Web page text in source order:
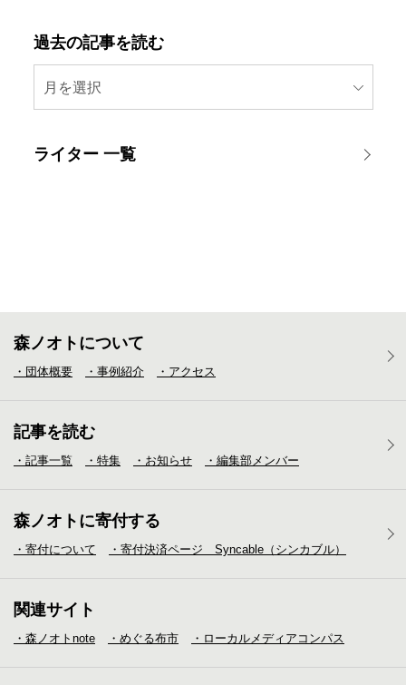
過去の記事を読む
月を選択
ライター 一覧
森ノオトについて
・団体概要 ・事例紹介 ・アクセス
記事を読む
・記事一覧 ・特集 ・お知らせ ・編集部メンバー
森ノオトに寄付する
・寄付について ・寄付決済ページ Syncable（シンカブル）
関連サイト
・森ノオトnote ・めぐる布市 ・ローカルメディア コンパス